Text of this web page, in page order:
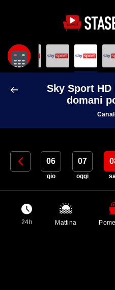
Sky Sport
domani
05 06
gio
07
oggi
24h Mattina